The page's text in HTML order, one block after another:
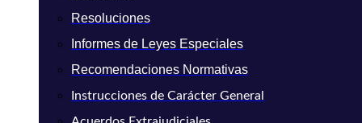
Resoluciones
Informes de Leyes Especiales
Recomendaciones Normativas
Instrucciones de Carácter General